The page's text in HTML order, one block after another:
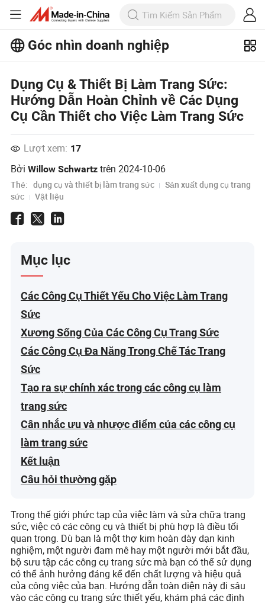
Góc nhìn doanh nghiệp
trên Business Insights!
Xem Thêm
Dụng Cụ & Thiết Bị Làm Trang Sức:
Hướng Dẫn Hoàn Chỉnh về Các Dụng
Cụ Cần Thiết cho Việc Làm Trang Sức
Lượt xem: 17
BởiWillow Schwartz trên2024-10-06
Thẻ: dụng cụ và thiết bị làm trang sức
Sản xuất dụng cụ trang
sức
Vật liệu
Mục lục
Các Công Cụ Thiết Yếu Cho Việc Làm Trang
Sức
Xương Sống Của Các Công Cụ Trang Sức
Các Công Cụ Đa Năng Trong Chế Tác Trang
Sức
Tạo ra sự chính xác trong các công cụ làm
trang sức
Cân nhắc ưu và nhược điểm của các công cụ
làm trang sức
Kết luận
Câu hỏi thường gặp
Trong thế giới phức tạp của việc làm và sửa chữa trang
sức, việc có các công cụ và thiết bị phù hợp là điều tối
quan trọng. Dù bạn là một thợ kim hoàn dày dạn kinh
nghiệm, một người đam mê hay một người mới bắt đầu,
bộ sưu tập các công cụ trang sức mà bạn có thể sử dụng
có thể ảnh hưởng đáng kể đến chất lượng và hiệu quả
của công việc của bạn. Hướng dẫn toàn diện này đi sâu
vào các công cụ trang sức thiết yếu, khám phá các định